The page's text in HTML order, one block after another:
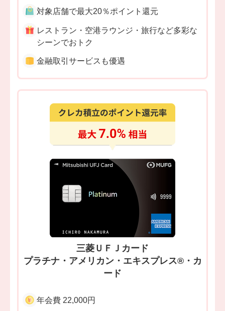
対象店舗で最大20％ポイント還元
レストラン・空港ラウンジ・旅行など多彩な
シーンでおトク
金融取引サービスも優遇
三菱ＵＦＪカード
プラチナ・アメリカン・エキスプレス®・カ
ード
年会費 22,000円